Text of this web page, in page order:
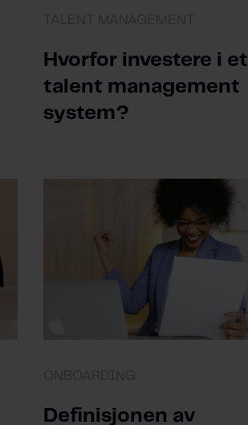
Hvorfor investere i et
talent management
system?
Definisjonen av